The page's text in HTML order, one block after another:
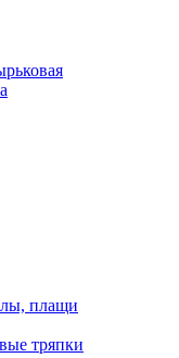
плащи
тряпки